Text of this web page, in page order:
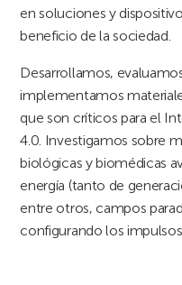
en soluciones y
beneficio de la sociedad.
Desarrollamos,
implementamos
que son críticos para el
4.0. Investigamos sobre
biológicas y biomédicas
energía (tanto de
entre otros, campos
configurando los